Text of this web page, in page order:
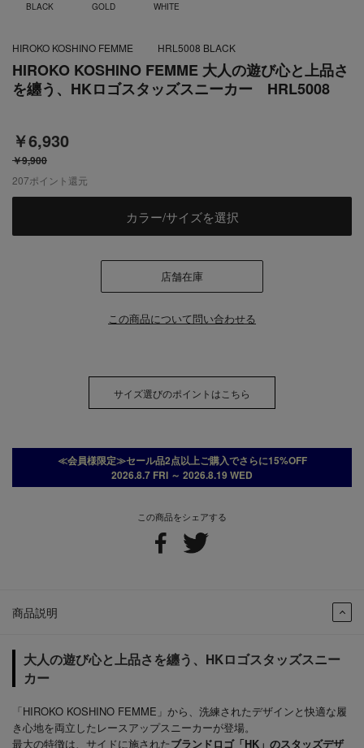
BLACK GOLD WHITE
HIROKO KOSHINO FEMME 大人の遊び心と上品さ
を纏う、HKロゴスタッズスニーカー HRL5008
￥6,930
￥9,900
この商品をシェアする
商品説明
大人の遊び心と上品さを纏う、HKロゴスタッズスニー
カー
「HIROKO KOSHINO FEMME」から、洗練されたデザインと快適な履
き心地を両立したレースアップスニーカーが登場。
最大の特徴は、サイドに施されたブランドロゴ「HK」のスタッズデザ
HIROKO KOSHINO FEMME HRL5008 BLACK
207ポイント還元
カラー/サイズを選択
店舗在庫
この商品について問い合わせる
サイズ選びのポイントはこちら
≪会員様限定≫セール品2点以上ご購入でさらに15%OFF
2026.8.7 FRI ～ 2026.8.19 WED